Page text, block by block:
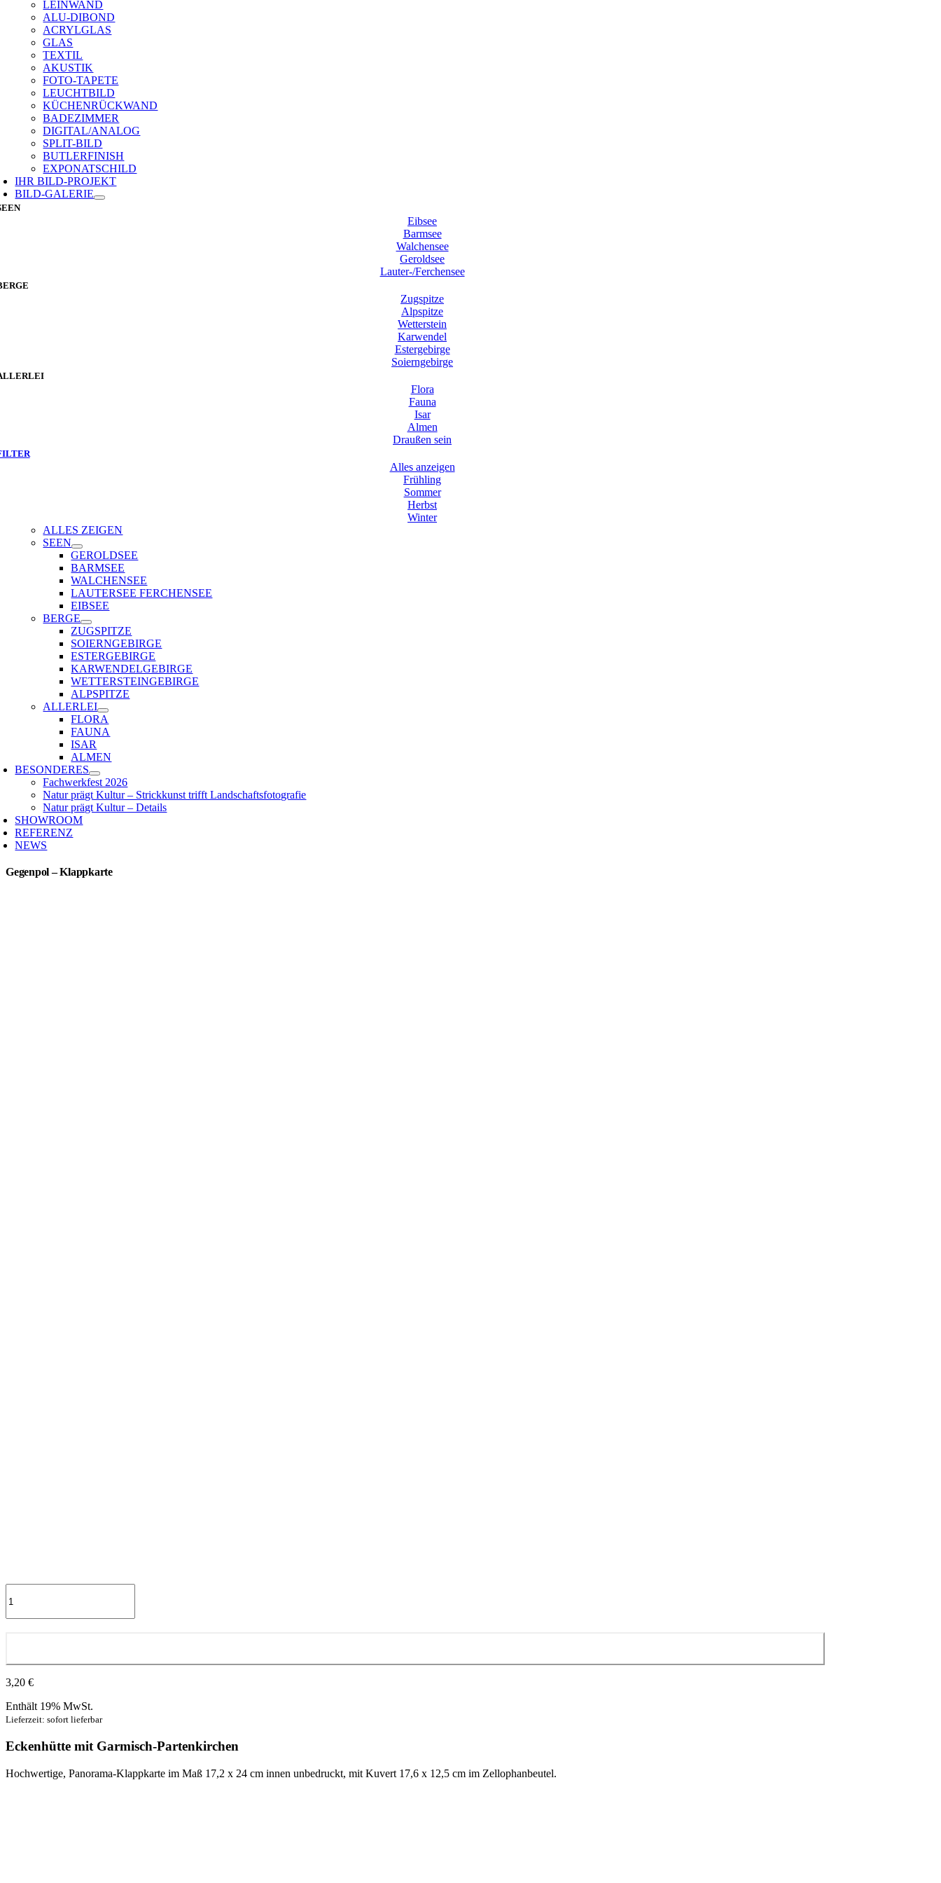
LEINWAND
ALU-DIBOND
ACRYLGLAS
GLAS
TEXTIL
AKUSTIK
FOTO-TAPETE
LEUCHTBILD
KÜCHENRÜCKWAND
BADEZIMMER
DIGITAL/ANALOG
SPLIT-BILD
BUTLERFINISH
EXPONATSCHILD
IHR BILD-PROJEKT
BILD-GALERIE
Eibsee
Barmsee
Walchensee
Geroldsee
Lauter-/Ferchensee
Zugspitze
Alpspitze
Wetterstein
Karwendel
Estergebirge
Soierngebirge
Flora
Fauna
Isar
Almen
Draußen sein
Alles anzeigen
Frühling
Sommer
Herbst
Winter
ALLES ZEIGEN
SEEN
GEROLDSEE
BARMSEE
WALCHENSEE
LAUTERSEE FERCHENSEE
EIBSEE
BERGE
ZUGSPITZE
SOIERNGEBIRGE
ESTERGEBIRGE
KARWENDELGEBIRGE
WETTERSTEINGEBIRGE
ALPSPITZE
ALLERLEI
FLORA
FAUNA
ISAR
ALMEN
BESONDERES
Fachwerkfest 2026
Natur prägt Kultur – Strickkunst trifft Landschaftsfotografie
Natur prägt Kultur – Details
SHOWROOM
REFERENZ
NEWS
Gegenpol – Klappkarte
3,20 €
Enthält 19% MwSt.
Lieferzeit: sofort lieferbar
Eckenhütte mit Garmisch-Partenkirchen
Hochwertige, Panorama-Klappkarte im Maß 17,2 x 24 cm innen unbedruckt, mit Kuvert 17,6 x 12,5 cm im Zellophanbeutel.